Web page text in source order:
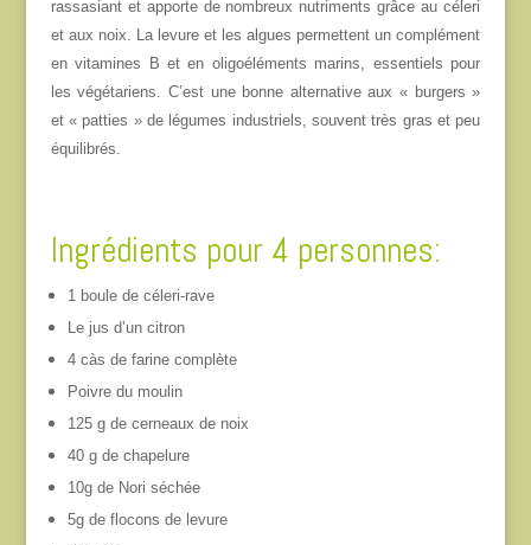
rassasiant et apporte de nombreux nutriments grâce au céleri
et aux noix. La levure et les algues permettent un complément
en vitamines B et en oligoéléments marins, essentiels pour
les végétariens. C’est une bonne alternative aux « burgers »
et « patties » de légumes industriels, souvent très gras et peu
équilibrés.
Ingrédients pour 4 personnes:
1 boule de céleri-rave
Le jus d’un citron
4 càs de farine complète
Poivre du moulin
125 g de cerneaux de noix
40 g de chapelure
10g de Nori séchée
5g de flocons de levure